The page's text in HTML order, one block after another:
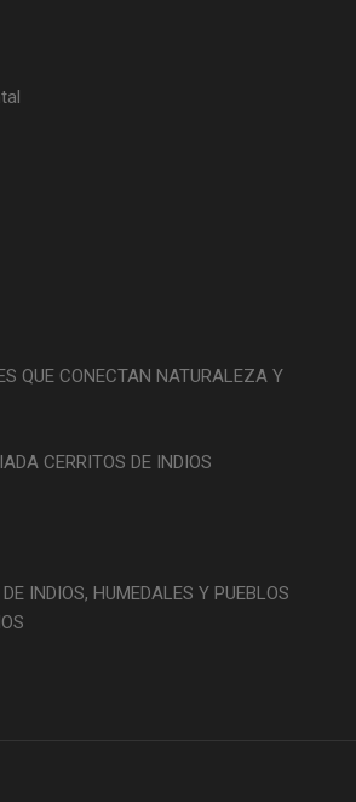
QUE CONECTAN NATURALEZA Y
CERRITOS DE INDIOS
INDIOS, HUMEDALES Y PUEBLOS